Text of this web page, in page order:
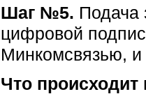
Шаг №5. Подача
цифровой
Минкомсвязью, и
Что происходит